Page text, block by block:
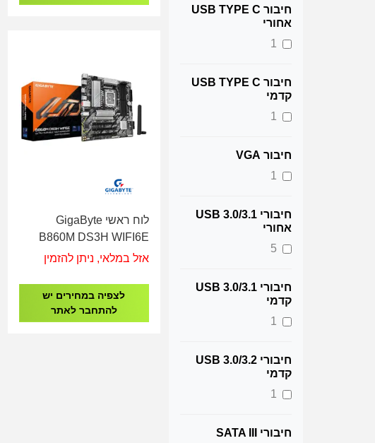
חיבור USB TYPE C
אחורי
1
חיבור USB TYPE C
קדמי
1
חיבור VGA
1
חיבורי 3.1/USB 3.0
אחורי
5
חיבורי 3.1/USB 3.0
קדמי
1
חיבורי 3.2/USB 3.0
קדמי
1
חיבורי SATA III
לוח ראשי GigaByte
B860M DS3H WIFI6E
DDR5 - Socket 1851
אזל במלאי, ניתן להזמין
לצפיה במחירים יש
להתחבר לאתר